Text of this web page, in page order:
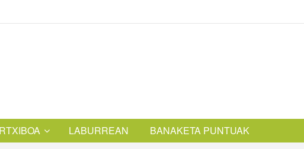
LABURREAN BANAKETA PUNTUAK